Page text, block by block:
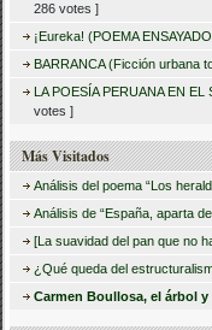
286 votes ]
¡Eureka! (POEMA
BARRANCA (Ficción urbana
LA POESÍA PERUANA EN
votes ]
Más Visitados
Análisis del poema “Los
Análisis de “España, aparta
[La suavidad del pan que no
¿Qué queda del
Carmen Boullosa, el árbol